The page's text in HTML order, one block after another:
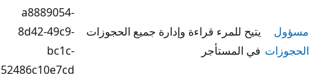
قراءة وإدارة جميع الحجوزات
8d42-49c9-